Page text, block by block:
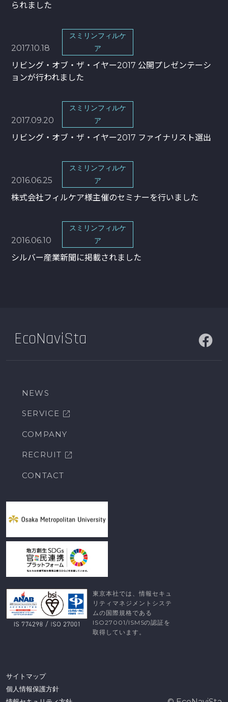
られました
2017.10.18
スミリンフィルケ
ア
リビング・オブ・ザ・イヤー2017 公開プレゼンテーシ
ョンが行われました
2017.09.20
スミリンフィルケ
ア
リビング・オブ・ザ・イヤー2017 ファイナリスト選出
2016.06.25
スミリンフィルケ
ア
株式会社フィルケア様主催のセミナーを行いました
2016.06.10
スミリンフィルケ
ア
シルバー産業新聞に掲載されました
EcoNaviSta
NEWS
SERVICE
COMPANY
RECRUIT
CONTACT
東京本社では、情報セキュ
リティマネジメントシステ
ムの国際規格である
ISO27001/ISMSの認証を
取得しています。
サイトマップ
個人情報保護方針